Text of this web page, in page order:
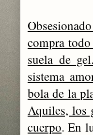
compra
suela de
sistema
bola de la
Aquiles, los
cuerpo. En